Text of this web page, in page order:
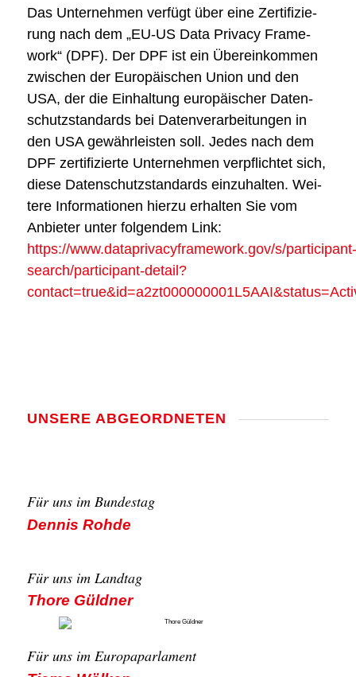
Das Unter­neh­men ver­fügt über eine Zer­ti­fi­zie­
rung nach dem „EU-US Data Pri­va­cy Frame­
work“ (DPF). Der DPF ist ein Über­ein­kom­men
zwi­schen der Euro­päi­schen Uni­on und den
USA, der die Ein­hal­tung euro­päi­scher Daten­
schutz­stan­dards bei Daten­ver­ar­bei­tun­gen in
den USA gewähr­leis­ten soll. Jedes nach dem
DPF zer­ti­fi­zier­te Unter­neh­men ver­pflich­tet sich,
die­se Daten­schutz­stan­dards ein­zu­hal­ten. Wei­
te­re Infor­ma­tio­nen hier­zu erhal­ten Sie vom
Anbie­ter unter fol­gen­dem Link:
https://www.dataprivacyframework.gov/s/participant-
search/participant-detail?
UNSE­RE ABGE­ORD­NE­TEN
Für uns im Bun­des­tag
Den­nis Roh­de
Für uns im Land­tag
Tho­re Güld­ner
Für uns im Euro­pa­par­la­ment